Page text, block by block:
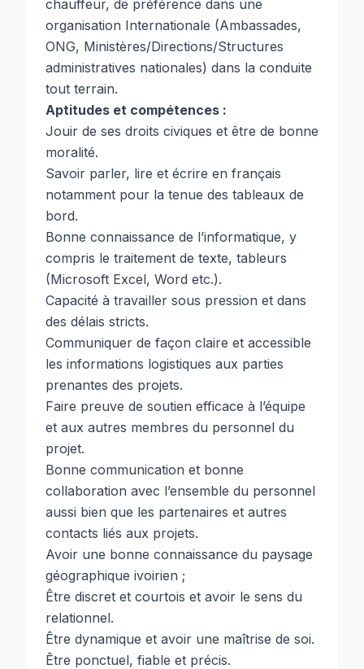
chauffeur, de préférence dans une
organisation Internationale (Ambassades,
ONG, Ministères/Directions/Structures
administratives nationales) dans la conduite
tout terrain.
Aptitudes et compétences :
Jouir de ses droits civiques et être de bonne
moralité.
Savoir parler, lire et écrire en français
notamment pour la tenue des tableaux de
bord.
Bonne connaissance de l’informatique, y
compris le traitement de texte, tableurs
(Microsoft Excel, Word etc.).
Capacité à travailler sous pression et dans
des délais stricts.
Communiquer de façon claire et accessible
les informations logistiques aux parties
prenantes des projets.
Faire preuve de soutien efficace à l’équipe
et aux autres membres du personnel du
projet.
Bonne communication et bonne
collaboration avec l’ensemble du personnel
aussi bien que les partenaires et autres
contacts liés aux projets.
Avoir une bonne connaissance du paysage
géographique ivoirien ;
Être discret et courtois et avoir le sens du
relationnel.
Être dynamique et avoir une maîtrise de soi.
Être ponctuel, fiable et précis.